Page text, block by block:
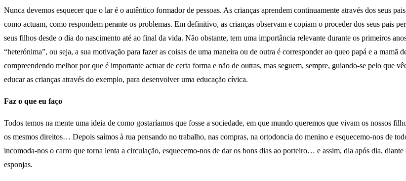
Nunca devemos esquecer que o lar é o autêntico formador de pessoas. As crianças aprendem continuamente através dos seus
como actuam, como respondem perante os problemas. Em definitivo, as crianças observam e copiam o proceder dos seus pais
seus filhos desde o dia do nascimento até ao final da vida. Não obstante, tem uma importância relevante durante os primeiros
“heterónima”, ou seja, a sua motivação para fazer as coisas de uma maneira ou de outra é corresponder ao queo papá e a
compreendendo melhor por que é importante actuar de certa forma e não de outras, mas seguem, sempre, guiando-se pelo que
educar as crianças através do exemplo, para desenvolver uma educação cívica.
Faz o que eu faço
Todos temos na mente uma ideia de como gostaríamos que fosse a sociedade, em que mundo queremos que vivam os nossos
os mesmos direitos… Depois saímos à rua pensando no trabalho, nas compras, na ortodoncia do menino e esquecemo-nos de
incomoda-nos o carro que torna lenta a circulação, esquecemo-nos de dar os bons dias ao porteiro… e assim, dia após dia,
esponjas.